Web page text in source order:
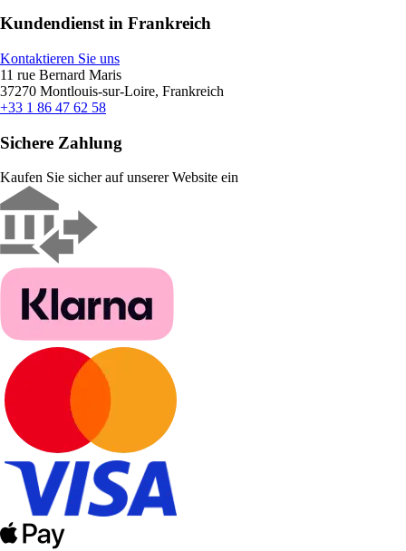
Kundendienst in Frankreich
Kontaktieren Sie uns
11 rue Bernard Maris
37270 Montlouis-sur-Loire, Frankreich
+33 1 86 47 62 58
Sichere Zahlung
Kaufen Sie sicher auf unserer Website ein